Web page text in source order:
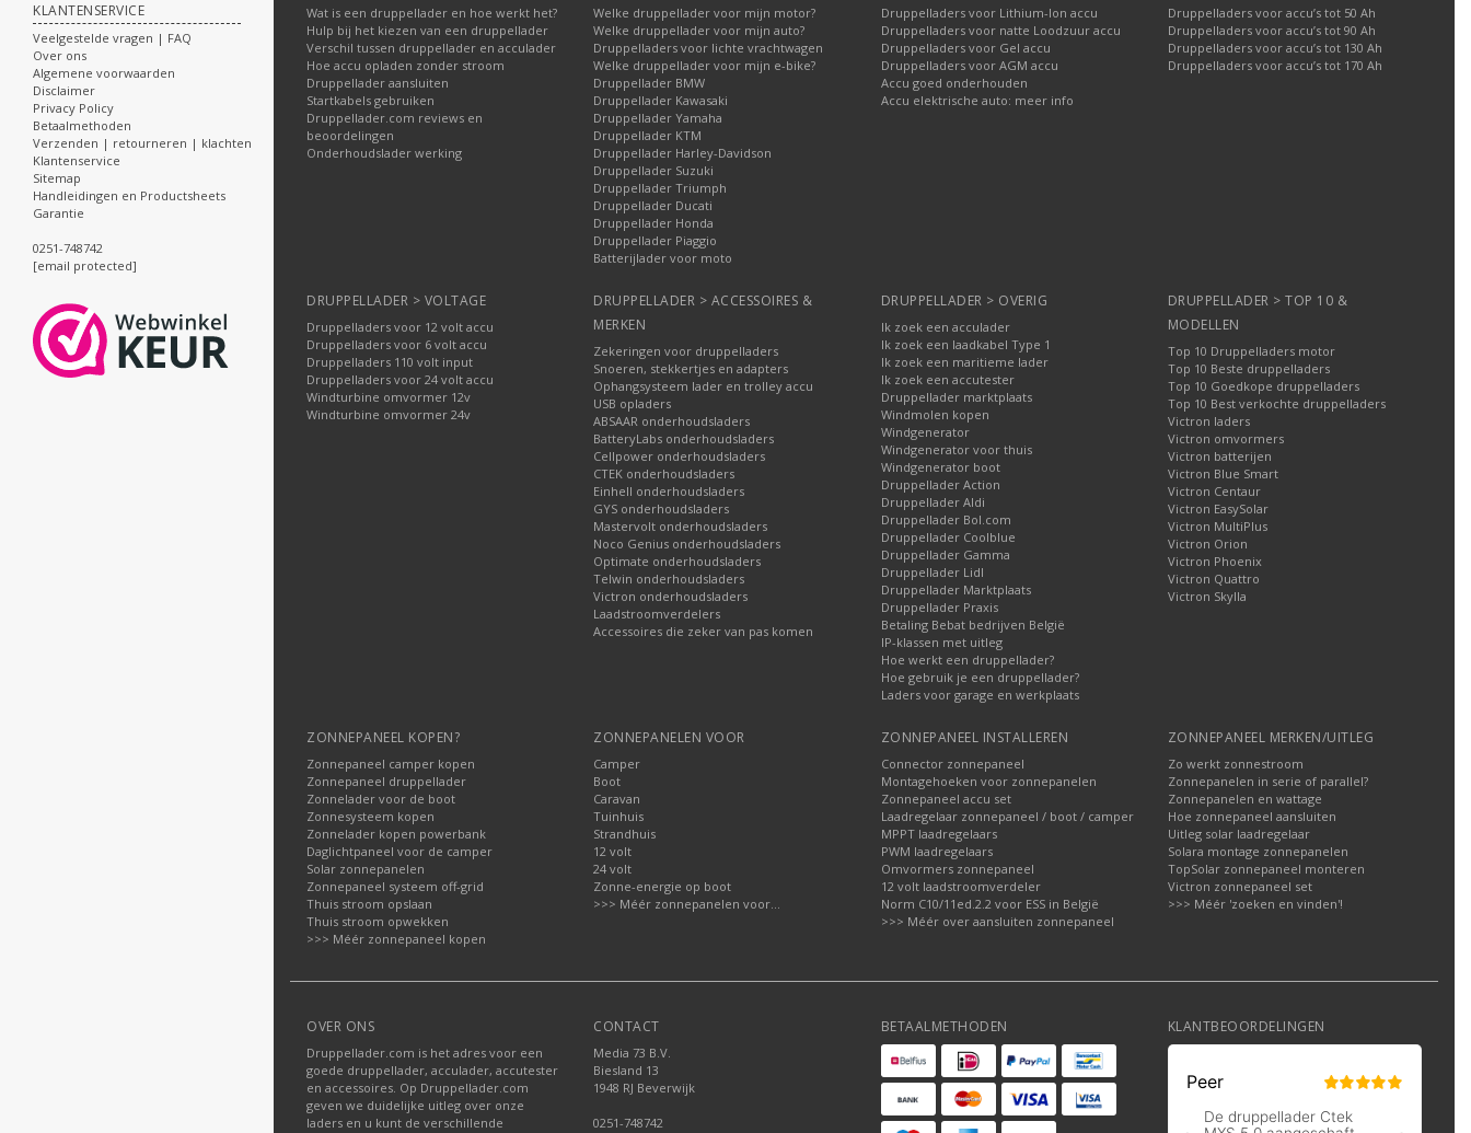
KLANTENSERVICE
Veelgestelde vragen | FAQ
Over ons
Algemene voorwaarden
Disclaimer
Privacy Policy
Betaalmethoden
Verzenden | retourneren | klachten
Klantenservice
Sitemap
Handleidingen en Productsheets
Garantie
0251-748742
[email protected]
Wat is een druppellader en hoe werkt het?
Hulp bij het kiezen van een druppellader
Verschil tussen druppellader en acculader
Hoe accu opladen zonder stroom
Druppellader aansluiten
Startkabels gebruiken
Druppellader.com reviews en
beoordelingen
Onderhoudslader werking
Welke druppellader voor mijn motor?
Welke druppellader voor mijn auto?
Druppelladers voor lichte vrachtwagen
Welke druppellader voor mijn e-bike?
Druppellader BMW
Druppellader Kawasaki
Druppellader Yamaha
Druppellader KTM
Druppellader Harley-Davidson
Druppellader Suzuki
Druppellader Triumph
Druppellader Ducati
Druppellader Honda
Druppellader Piaggio
Batterijlader voor moto
Druppelladers voor Lithium-Ion accu
Druppelladers voor natte Loodzuur accu
Druppelladers voor Gel accu
Druppelladers voor AGM accu
Accu goed onderhouden
Accu elektrische auto: meer info
Druppelladers voor accu’s tot 50 Ah
Druppelladers voor accu’s tot 90 Ah
Druppelladers voor accu’s tot 130 Ah
Druppelladers voor accu’s tot 170 Ah
DRUPPELLADER > VOLTAGE
Druppelladers voor 12 volt accu
Druppelladers voor 6 volt accu
Druppelladers 110 volt input
Druppelladers voor 24 volt accu
Windturbine omvormer 12v
Windturbine omvormer 24v
DRUPPELLADER > ACCESSOIRES &
MERKEN
Zekeringen voor druppelladers
Snoeren, stekkertjes en adapters
Ophangsysteem lader en trolley accu
USB opladers
ABSAAR onderhoudsladers
BatteryLabs onderhoudsladers
Cellpower onderhoudsladers
CTEK onderhoudsladers
Einhell onderhoudsladers
GYS onderhoudsladers
Mastervolt onderhoudsladers
Noco Genius onderhoudsladers
Optimate onderhoudsladers
Telwin onderhoudsladers
Victron onderhoudsladers
Laadstroomverdelers
Accessoires die zeker van pas komen
DRUPPELLADER > OVERIG
Ik zoek een acculader
Ik zoek een laadkabel Type 1
Ik zoek een maritieme lader
Ik zoek een accutester
Druppellader marktplaats
Windmolen kopen
Windgenerator
Windgenerator voor thuis
Windgenerator boot
Druppellader Action
Druppellader Aldi
Druppellader Bol.com
Druppellader Coolblue
Druppellader Gamma
Druppellader Lidl
Druppellader Marktplaats
Druppellader Praxis
Betaling Bebat bedrijven België
IP-klassen met uitleg
Hoe werkt een druppellader?
Hoe gebruik je een druppellader?
Laders voor garage en werkplaats
DRUPPELLADER > TOP 10 &
MODELLEN
Top 10 Druppelladers motor
Top 10 Beste druppelladers
Top 10 Goedkope druppelladers
Top 10 Best verkochte druppelladers
Victron laders
Victron omvormers
Victron batterijen
Victron Blue Smart
Victron Centaur
Victron EasySolar
Victron MultiPlus
Victron Orion
Victron Phoenix
Victron Quattro
Victron Skylla
ZONNEPANEEL KOPEN?
Zonnepaneel camper kopen
Zonnepaneel druppellader
Zonnelader voor de boot
Zonnesysteem kopen
Zonnelader kopen powerbank
Daglichtpaneel voor de camper
Solar zonnepanelen
Zonnepaneel systeem off-grid
Thuis stroom opslaan
Thuis stroom opwekken
>>> Méér zonnepaneel kopen
ZONNEPANELEN VOOR
Camper
Boot
Caravan
Tuinhuis
Strandhuis
12 volt
24 volt
Zonne-energie op boot
>>> Méér zonnepanelen voor...
ZONNEPANEEL INSTALLEREN
Connector zonnepaneel
Montagehoeken voor zonnepanelen
Zonnepaneel accu set
Laadregelaar zonnepaneel / boot / camper
MPPT laadregelaars
PWM laadregelaars
Omvormers zonnepaneel
12 volt laadstroomverdeler
Norm C10/11ed.2.2 voor ESS in België
>>> Méér over aansluiten zonnepaneel
ZONNEPANEEL MERKEN/UITLEG
Zo werkt zonnestroom
Zonnepanelen in serie of parallel?
Zonnepanelen en wattage
Hoe zonnepaneel aansluiten
Uitleg solar laadregelaar
Solara montage zonnepanelen
TopSolar zonnepaneel monteren
Victron zonnepaneel set
>>> Méér 'zoeken en vinden'!
OVER ONS
Druppellader.com is het adres voor een
goede druppellader, acculader, accutester
en accessoires. Op Druppellader.com
geven we duidelijke uitleg over onze
laders en u kunt de verschillende
CONTACT
Media 73 B.V.
Biesland 13
1948 RJ Beverwijk
0251-748742
BETAALMETHODEN KLANTBEOORDELINGEN